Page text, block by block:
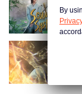
By